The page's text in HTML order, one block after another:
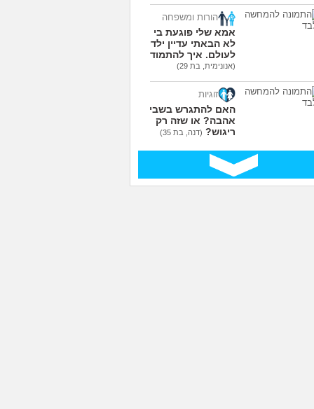
הורות ומשפחה
אמא שלי פוגעת בי כי
לא הבאתי עדיין ילדים
לעולם. איך להתמודד?
(אנונימית, בת 29)
זוגיות
האם להתגרש בשביל
אהבה? או שזה רק
ריגוש? (דנה, בת 35)